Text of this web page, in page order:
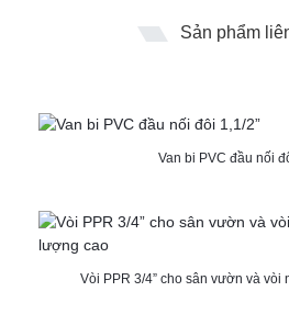
Sản phẩm
Van bi PVC đầu nối
Vòi PPR 3/4” cho sân vườn và vòi